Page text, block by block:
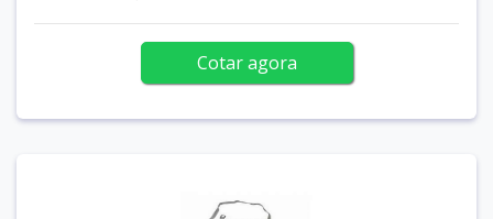
Cotar agora